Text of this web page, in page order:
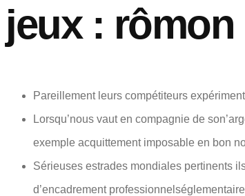
jeux :
Pareillement leurs compétiteurs
Lorsqu’nous vaut en compagnie de
exemple acquittement imposable en bon
Sérieuses estrades mondiales pertinents
d’encadrement